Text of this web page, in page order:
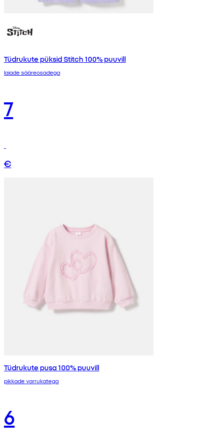
Tüdrukute püksid Stitch 100% puuvill
laiade sääreosadega
7
€
Tüdrukute pusa 100% puuvill
pikkade varrukatega
6